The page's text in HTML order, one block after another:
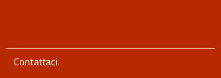
Contattaci